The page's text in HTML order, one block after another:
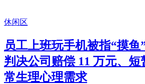
休闲区
员工上班玩手机被指“摸
判决公司赔偿 11 万元、
常生理心理需求